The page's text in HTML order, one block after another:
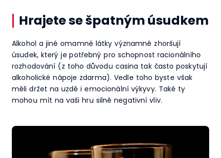
Hrajete se špatným úsudkem
Alkohol a jiné omamné látky významně zhoršují
úsudek, který je potřebný pro schopnost racionálního
rozhodování (z toho důvodu casina tak často poskytují
alkoholické nápoje zdarma). Vedle toho byste však
měli držet na uzdě i emocionální výkyvy. Také ty
mohou mít na vaši hru silně negativní vliv.